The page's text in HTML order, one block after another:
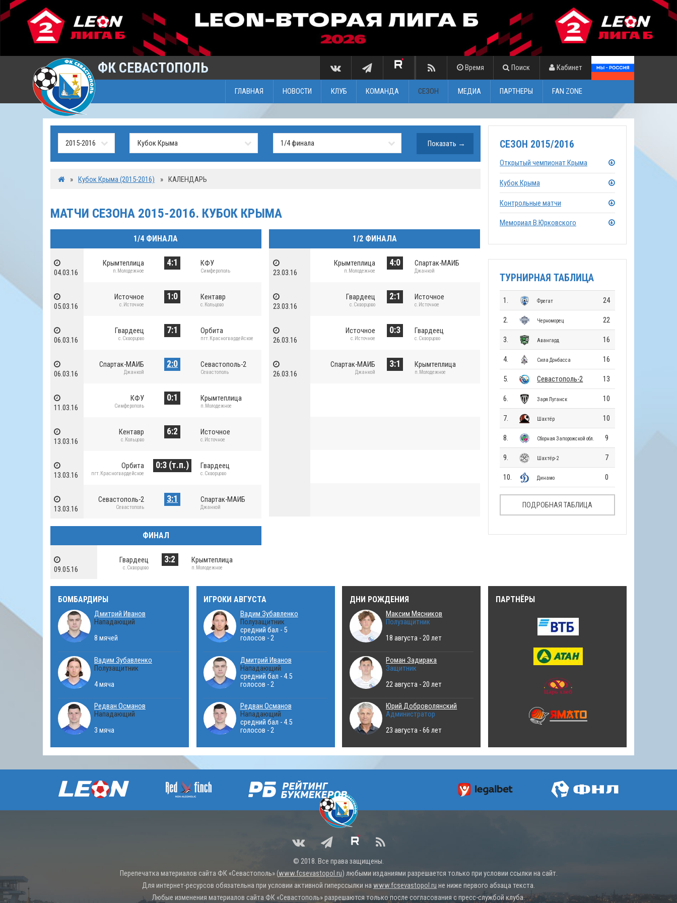
ФК СЕВАСТОПОЛЬ Время Поиск Кабинет
ГЛАВНАЯ НОВОСТИ КЛУБ КОМАНДА СЕЗОН МЕДИА ПАРТНЕРЫ FAN ZONE
» Кубок Крыма (2015-2016) » КАЛЕНДАРЬ
МАТЧИ СЕЗОНА 2015-2016. КУБОК КРЫМА
1/4 ФИНАЛА
04.03.16
Крымтеплица
п.Молодежное
4:1 КФУ
Симферополь
05.03.16
Источное
с.Источное
1:0 Кентавр
с.Кольцово
06.03.16
Гвардеец
с.Скворцово
7:1 Орбита
пгт.Красногвардейское
06.03.16
Спартак-МАИБ
Джанкой
2:0 Севастополь-2
Севастополь
11.03.16
КФУ
Симферополь
0:1 Крымтеплица
п.Молодежное
13.03.16
Кентавр
с.Кольцово
6:2 Источное
с.Источное
13.03.16
Орбита
пгт.Красногвардейское
0:3 (т.п.) Гвардеец
с.Скворцово
13.03.16
Севастополь-2
Севастополь
3:1 Спартак-МАИБ
Джанкой
1/2 ФИНАЛА
23.03.16
Крымтеплица
п.Молодежное
4:0 Спартак-МАИБ
Джанкой
23.03.16
Гвардеец
с.Скворцово
2:1 Источное
с.Источное
26.03.16
Источное
с.Источное
0:3 Гвардеец
с.Скворцово
26.03.16
Спартак-МАИБ
Джанкой
3:1 Крымтеплица
п.Молодежное
ФИНАЛ
09.05.16
Гвардеец
с.Скворцово
3:2 Крымтеплица
п.Молодежное
СЕЗОН 2015/2016
Открытый чемпионат Крыма
Кубок Крыма
Контрольные матчи
Мемориал В.Юрковского
ТУРНИРНАЯ ТАБЛИЦА
1. Фрегат 24
2. Черноморец 22
3. Авангард 16
4. Сила Донбасса 16
5. Севастополь-2 13
6. Заря Луганск 10
7. Шахтёр 10
8. Сборная Запорожской обл. 9
9. Шахтёр-2 7
10. Динамо 0
ПОДРОБНАЯ ТАБЛИЦА
БОМБАРДИРЫ
Дмитрий Иванов
Нападающий
8 мячей
Вадим Зубавленко
Полузащитник
4 мяча
Редван Османов
Нападающий
3 мяча
ИГРОКИ АВГУСТА
Вадим Зубавленко
Полузащитник
средний бал - 5
голосов - 2
Дмитрий Иванов
Нападающий
средний бал - 4.5
голосов - 2
Редван Османов
Нападающий
средний бал - 4.5
голосов - 2
ДНИ РОЖДЕНИЯ
Максим Мясников
Полузащитник
18 августа - 20 лет
Роман Задирака
Защитник
22 августа - 20 лет
Юрий Доброволянский
Администратор
23 августа - 66 лет
ПАРТНЁРЫ
© 2018. Все права защищены.
Перепечатка материалов сайта ФК «Севастополь» (www.fcsevastopol.ru) любыми изданиями разрешается только при условии ссылки на сайт.
Для интернет-ресурсов обязательна при условии активной гиперссылки на www.fcsevastopol.ru не ниже первого абзаца текста.
Любые изменения материалов сайта ФК «Севастополь» разрешаются только после согласования с пресс-службой клуба.